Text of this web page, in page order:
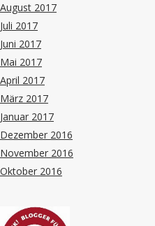
August 2017
Juli 2017
Juni 2017
Mai 2017
April 2017
März 2017
Januar 2017
Dezember 2016
November 2016
Oktober 2016